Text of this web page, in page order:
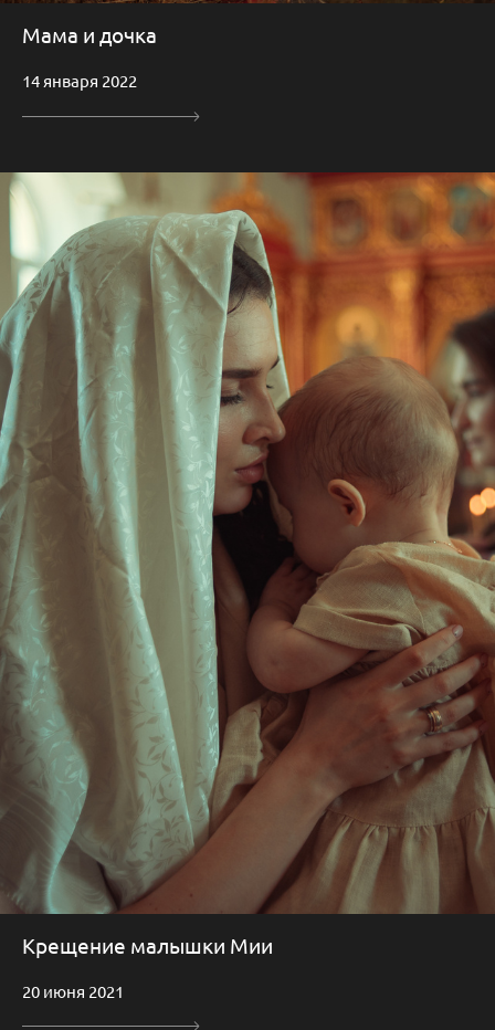
Мама и дочка
14 января 2022
Крещение малышки Мии
20 июня 2021